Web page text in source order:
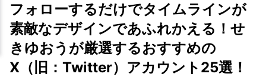
フォローするだけでタイムラインが
素敵なデザインであふれかえる！せ
きゆおうが厳選するおすすめの
X（旧：Twitter）アカウント25選！